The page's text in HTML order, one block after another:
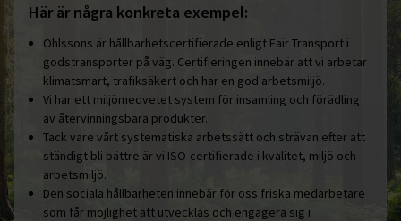
Här är några konkreta exempel:
Ohlssons är hållbarhetscertifierade enligt Fair Transport i
godstransporter på väg. Certifieringen innebär att vi arbetar
klimatsmart, trafiksäkert och har en god arbetsmiljö.
Vi har ett miljömedvetet system för insamling och förädling
av återvinningsbara produkter.
Tack vare vårt systematiska arbetssätt och strävan efter att
ständigt bli bättre är vi ISO-certifierade i kvalitet, miljö och
arbetsmiljö.
Den sociala hållbarheten innebär för oss friska medarbetare
som får möjlighet att utvecklas och engagera sig i